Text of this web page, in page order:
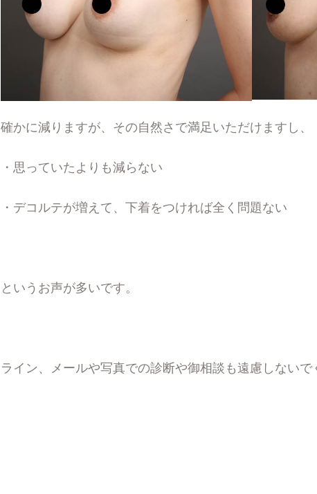
確かに減りますが、その自然さで満足いただけますし、
・思っていたよりも減らない
・デコルテが増えて、下着をつければ全く問題ない
というお声が多いです。
ライン、メールや写真での診断や御相談も遠慮しないで